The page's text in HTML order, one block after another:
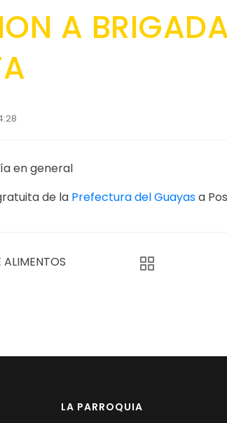
A
en general
de la Prefectura del Guayasa
ALIMENTOS
LA PARROQUIA